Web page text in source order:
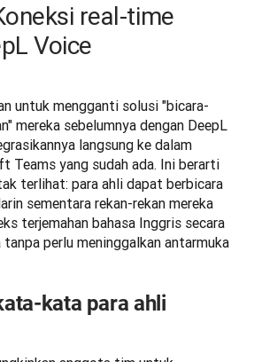
real-time
Voice
untuk mengganti solusi "bicara-
mereka sebelumnya dengan DeepL
langsung ke dalam
Teams yang sudah ada. Ini berarti
terlihat: para ahli dapat berbicara
sementara rekan-rekan mereka
terjemahan bahasa Inggris secara
tanpa perlu meninggalkan antarmuka
kata para ahli